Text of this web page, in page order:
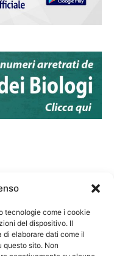
tecnologie come i cookie
del dispositivo. Il
elaborare dati come il
questo sito. Non
dei Biologi: